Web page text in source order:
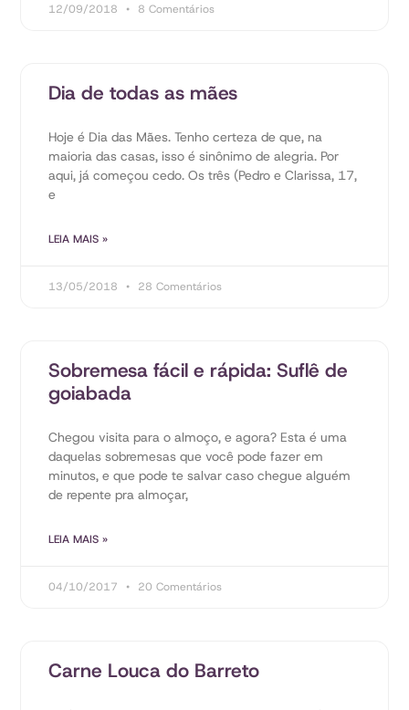
12/09/2018 8 Comentários
Dia de todas as mães
Hoje é Dia das Mães. Tenho certeza de que, na
maioria das casas, isso é sinônimo de alegria. Por
aqui, já começou cedo. Os três (Pedro e Clarissa, 17,
e
LEIA MAIS »
13/05/2018 28 Comentários
Sobremesa fácil e rápida: Suflê de
goiabada
Chegou visita para o almoço, e agora? Esta é uma
daquelas sobremesas que você pode fazer em
minutos, e que pode te salvar caso chegue alguém
de repente pra almoçar,
LEIA MAIS »
04/10/2017 20 Comentários
Carne Louca do Barreto